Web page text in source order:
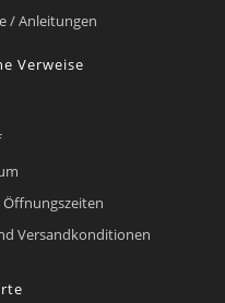
/ Anleitungen
Verweise
Versandkonditionen